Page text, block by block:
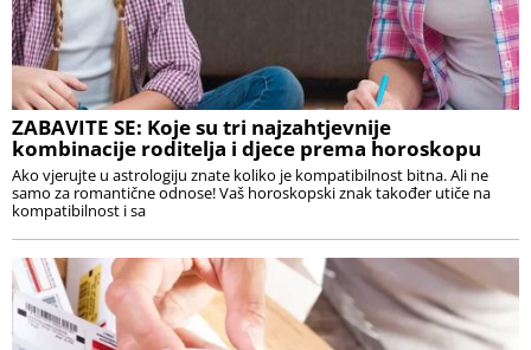
ZABAVITE SE: Koje su tri najzahtjevnije
kombinacije roditelja i djece prema horoskopu
Ako vjerujte u astrologiju znate koliko je kompatibilnost bitna. Ali ne
samo za romantične odnose! Vaš horoskopski znak također utiče na
kompatibilnost i sa